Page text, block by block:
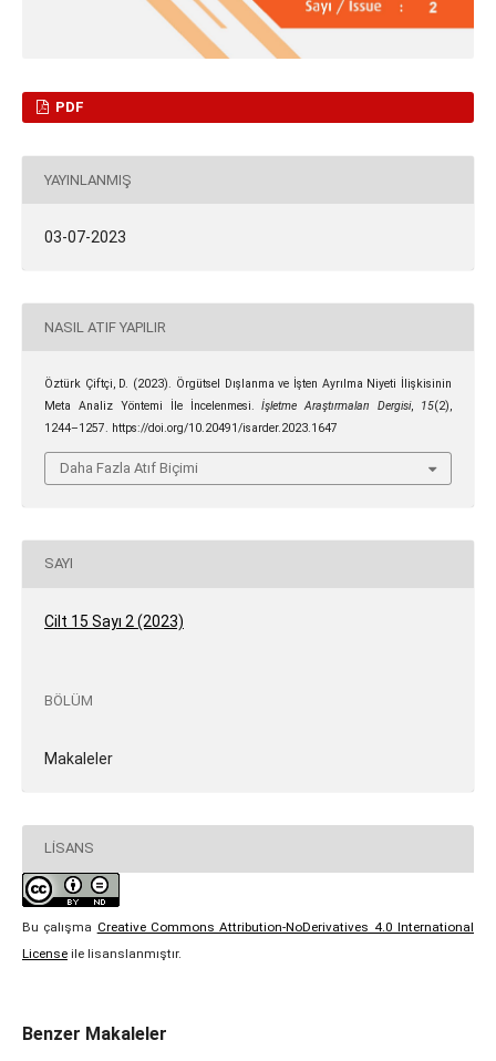
PDF
YAYINLANMIŞ
03-07-2023
NASIL ATIF YAPILIR
Öztürk Çiftçi, D. (2023). Örgütsel Dışlanma ve İşten Ayrılma Niyeti İlişkisinin
Meta Analiz Yöntemi İle İncelenmesi.İşletme Araştırmaları Dergisi, 15(2),
1244–1257. https://doi.org/10.20491/isarder.2023.1647
Daha Fazla Atıf Biçimi
SAYI
Cilt 15 Sayı 2 (2023)
BÖLÜM
Makaleler
LISANS
Bu çalışma Creative Commons Attribution-NoDerivatives 4.0 International
Licenseile lisanslanmıştır.
Benzer Makaleler